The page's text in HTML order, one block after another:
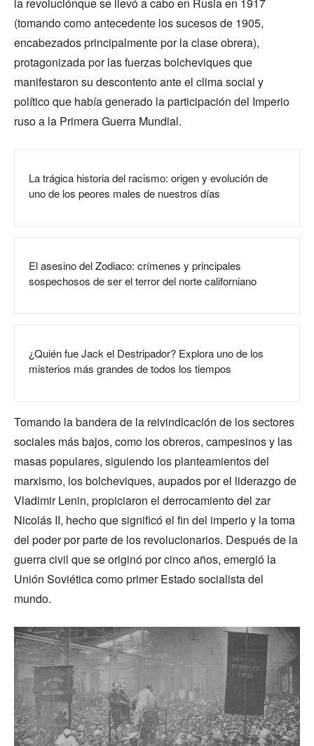
(tomando como antecedente los sucesos de 1905,
encabezados principalmente por la clase obrera),
protagonizada por las fuerzas bolcheviques que
manifestaron su descontento ante el clima social y
político que había generado la participación del Imperio
ruso a la Primera Guerra Mundial.
La trágica historia del racismo: origen y evolución de
uno de los peores males de nuestros días
El asesino del Zodiaco: crímenes y principales
sospechosos de ser el terror del norte californiano
¿Quién fue Jack el Destripador? Explora uno de los
misterios más grandes de todos los tiempos
Tomando la bandera de la reivindicación de los sectores
sociales más bajos, como los obreros, campesinos y las
masas populares, siguiendo los planteamientos del
marxismo, los bolcheviques, aupados por el liderazgo de
Vladimir Lenin, propiciaron el derrocamiento del zar
Nicolás II, hecho que significó el fin del imperio y la toma
del poder por parte de los revolucionarios. Después de la
guerra civil que se originó por cinco años, emergió la
Unión Soviética como primer Estado socialista del
mundo.